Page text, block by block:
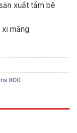
xuất tấm bê
măng
800